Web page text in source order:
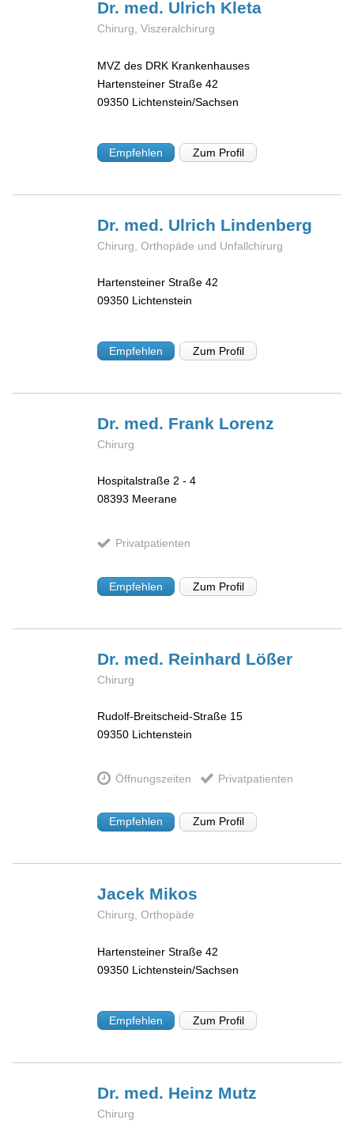
Dr. med. Ulrich Kleta
Chirurg, Viszeralchirurg
MVZ des DRK Krankenhauses
Hartensteiner Straße 42
09350 Lichtenstein/Sachsen
Empfehlen Zum Profil
Dr. med. Ulrich Lindenberg
Chirurg, Orthopäde und Unfallchirurg
Hartensteiner Straße 42
09350 Lichtenstein
Empfehlen Zum Profil
Dr. med. Frank Lorenz
Chirurg
Hospitalstraße 2 - 4
08393 Meerane
Privatpatienten
Empfehlen Zum Profil
Dr. med. Reinhard Lößer
Chirurg
Rudolf-Breitscheid-Straße 15
09350 Lichtenstein
Öffnungszeiten Privatpatienten
Empfehlen Zum Profil
Jacek Mikos
Chirurg, Orthopäde
Hartensteiner Straße 42
09350 Lichtenstein/Sachsen
Empfehlen Zum Profil
Dr. med. Heinz Mutz
Chirurg